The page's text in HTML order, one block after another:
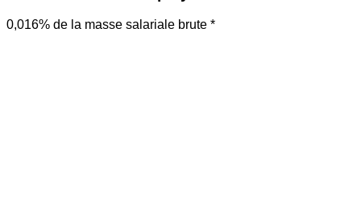
0,016% de la masse salariale brute *